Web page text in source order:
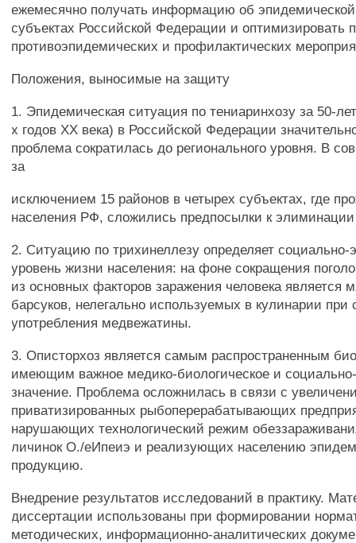
ежемесячно получать информацию об
субъектах Российской Федерации и оптимизировать
противоэпидемических и профилактических
Положения, выносимые на защиту
1. Эпидемическая ситуация по тениаринхозу за 50-
х годов XX века) в Российской Федерации
проблема сократилась до регионального уровня. В
за
исключением 15 районов в четырех субъектах, где
населения РФ, сложились предпосылки к элиминации
2. Ситуацию по трихинеллезу определяет социально-
уровень жизни населения: на фоне сокращения
из основных факторов заражения человека является
барсуков, нелегально используемых в кулинарии при
употребления медвежатины.
3. Описторхоз является самым распространенным
имеющим важное медико-биологическое и
значение. Проблема осложнилась в связи с
приватизированных рыбоперерабатывающих
нарушающих технологический режим
личинок О./еИпеиэ и реализующих населению
продукцию.
Внедрение результатов исследований в практику.
диссертации использованы при формировании
методических, информационно-аналитических